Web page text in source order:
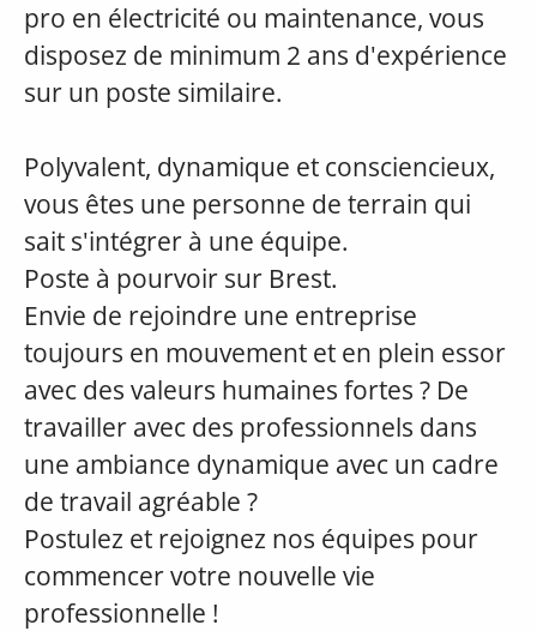
pro en électricité ou maintenance, vous
disposez de minimum 2 ans d'expérience
sur un poste similaire.
Polyvalent, dynamique et consciencieux,
vous êtes une personne de terrain qui
sait s'intégrer à une équipe.
Poste à pourvoir sur Brest.
Envie de rejoindre une entreprise
toujours en mouvement et en plein essor
avec des valeurs humaines fortes ? De
travailler avec des professionnels dans
une ambiance dynamique avec un cadre
de travail agréable ?
Postulez et rejoignez nos équipes pour
commencer votre nouvelle vie
professionnelle !